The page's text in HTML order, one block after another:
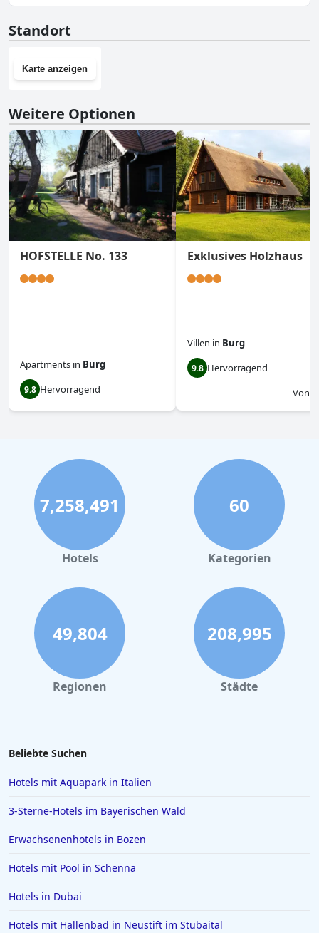
Standort
Karte anzeigen
Weitere Optionen
HOFSTELLE No. 133
Apartments in Burg
9.8 Hervorragend
Exklusives Holzhaus
Villen in Burg
9.8 Hervorragend
Von
7,258,491
Hotels
60
Kategorien
49,804
Regionen
208,995
Städte
Beliebte Suchen
Hotels mit Aquapark in Italien
3-Sterne-Hotels im Bayerischen Wald
Erwachsenenhotels in Bozen
Hotels mit Pool in Schenna
Hotels in Dubai
Hotels mit Hallenbad in Neustift im Stubaital